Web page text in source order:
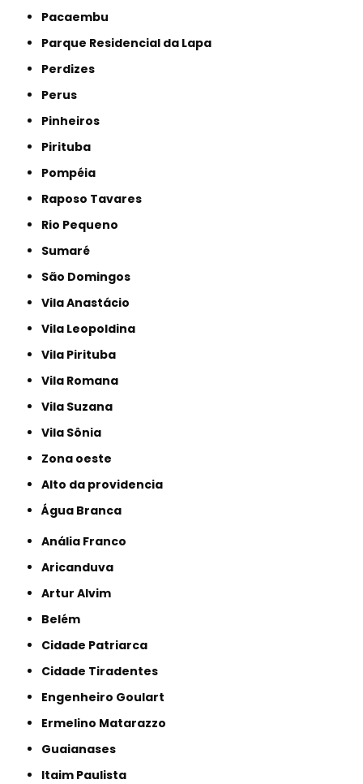
Pacaembu
Parque Residencial da Lapa
Perdizes
Perus
Pinheiros
Pirituba
Pompéia
Raposo Tavares
Rio Pequeno
Sumaré
São Domingos
Vila Anastácio
Vila Leopoldina
Vila Pirituba
Vila Romana
Vila Suzana
Vila Sônia
Zona oeste
alto da providencia
Água Branca
Anália Franco
Aricanduva
Artur Alvim
Belém
Cidade Patriarca
Cidade Tiradentes
Engenheiro Goulart
Ermelino Matarazzo
Guaianases
Itaim Paulista